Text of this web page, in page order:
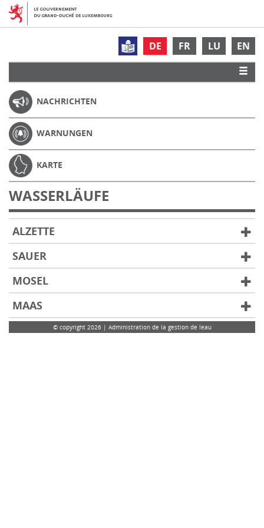
DE FR LU EN
NACHRICHTEN
WARNUNGEN
KARTE
WASSERLÄUFE
ALZETTE
SAUER
MOSEL
MAAS
© copyright 2026 | Administration de la gestion de leau